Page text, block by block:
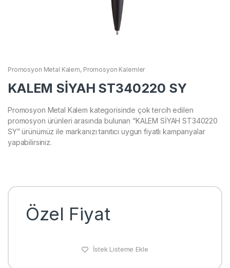
Promosyon Metal Kalem, Promosyon Kalemler
KALEM SİYAH ST340220 SY
Promosyon Metal Kalem kategorisinde çok tercih edilen
promosyon ürünleri arasında bulunan “KALEM SİYAH ST340220
SY” ürünümüz ile markanızı tanıtıcı uygun fiyatlı kampanyalar
yapabilirsiniz.
Özel Fiyat
İstek Listeme Ekle